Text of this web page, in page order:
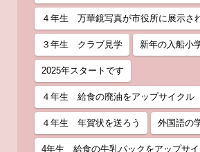
４年生 万華鏡写真が市役所に展示さ
３年生 クラブ見学 新年の入船小
2025年スタートです
４年生 給食の廃油をアップサイクル
４年生 年賀状を送ろう 外国語の
4年生 給食の牛乳パックをアップサ